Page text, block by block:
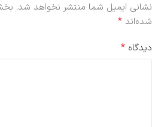
نشانی ایمیل شما منتشر نخواهد شد.
شده‌اند *
دیدگاه *